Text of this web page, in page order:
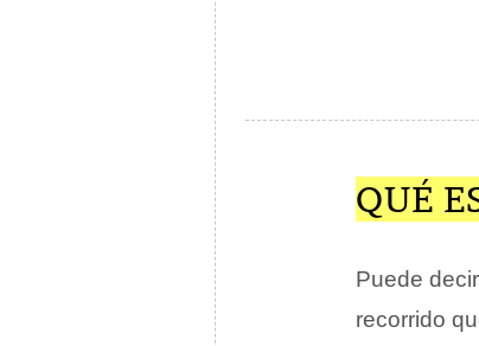
QUÉ
Puede
recorrido